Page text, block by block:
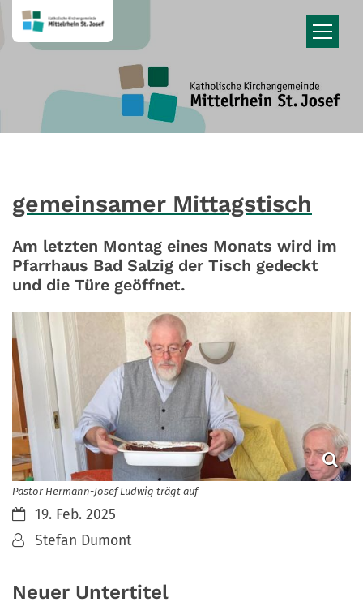
Zum Inhalt springen
gemeinsamer Mittagstisch
Am letzten Montag eines Monats wird im
Pfarrhaus Bad Salzig der Tisch gedeckt
und die Türe geöffnet.
Pastor Hermann-Josef Ludwig trägt auf
Datum:19. Feb. 2025
Von:Stefan Dumont
Neuer Untertitel